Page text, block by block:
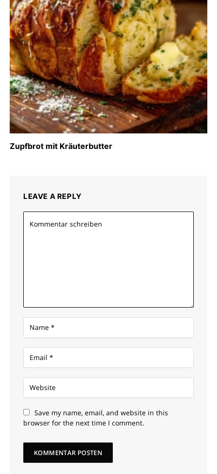
Zupfbrot mit Kräuterbutter
LEAVE A REPLY
Save my name, email, and website in this
browser for the next time I comment.